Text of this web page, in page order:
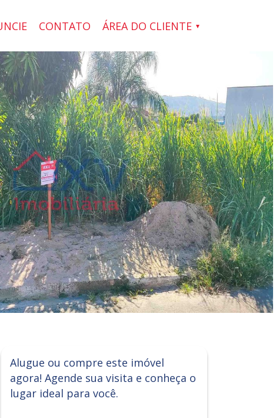
CONTATO ÁREA DO CLIENTE
Alugue ou compre este imóvel
agora! Agende sua visita e conheça o
lugar ideal para você.